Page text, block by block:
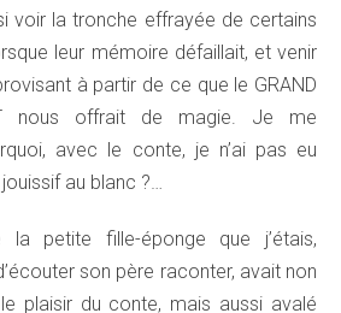
voir la tronche effrayée de certains
leur mémoire défaillait, et venir
à partir de ce que le GRAND
nous offrait de magie. Je me
avec le conte, je n’ai pas eu
au blanc ?…
petite fille-éponge que j’étais,
son père raconter, avait non
plaisir du conte, mais aussi avalé